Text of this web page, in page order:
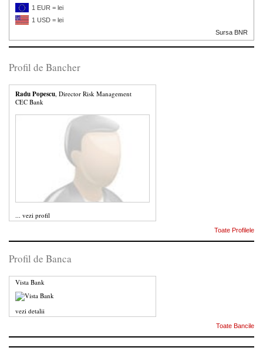
1 EUR = lei
1 USD = lei
Sursa BNR
Profil de Bancher
Radu Popescu, Director Risk Management
CEC Bank
... vezi profil
Toate Profilele
Profil de Banca
Vista Bank
vezi detalii
Toate Bancile